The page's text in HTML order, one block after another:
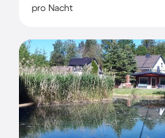
pro Nacht